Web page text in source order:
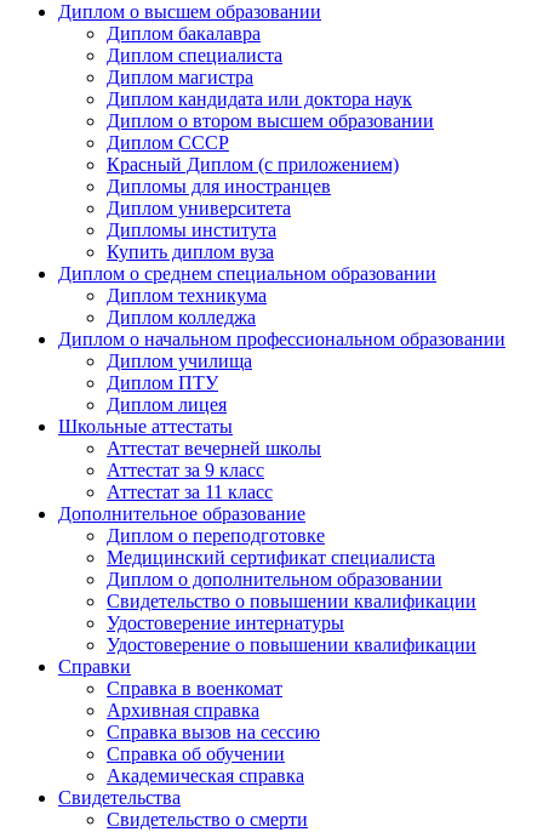
Диплом о высшем образовании
Диплом бакалавра
Диплом специалиста
Диплом магистра
Диплом кандидата или доктора наук
Диплом о втором высшем образовании
Диплом СССР
Красный Диплом (с приложением)
Дипломы для иностранцев
Диплом университета
Дипломы института
Купить диплом вуза
Диплом о среднем специальном образовании
Диплом техникума
Диплом колледжа
Диплом о начальном профессиональном oбразовании
Диплом училища
Диплом ПТУ
Диплом лицея
Школьные аттестаты
Аттестат вечерней школы
Аттестат за 9 класс
Аттестат за 11 класс
Дополнительное образование
Диплом о переподготовке
Медицинский сертификат специалиста
Диплом о дополнительном образовании
Свидетельство о повышении квалификации
Удостоверение интернатуры
Удостоверение о повышении квалификации
Справки
Справка в военкомат
Архивная справка
Справка вызов на сессию
Справка об обучении
Академическая справка
Свидетельства
Свидетельство о смерти